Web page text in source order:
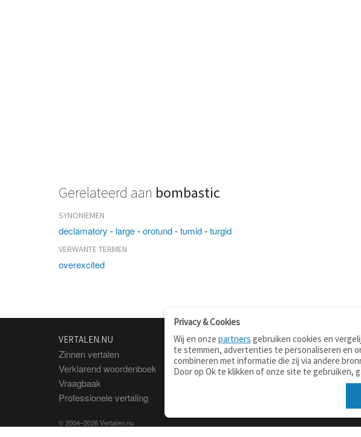
Gerelateerd aan bombastic
SYNONIEMEN
declamatory - large-orotund-tumid-turgid
VERWANTE TERMEN
overexcited
VERTALEN.NU
Zinnen vertalen
Verklarend woordenboek
Vraagbaak
Professionele vertaling
© 2004–2026 Vertalen.nu
OVER
Over deze site
Contact
TOOLS
Apps
Mobiel
Tools & widgets
Privacy & Cookies
Wij en onze partners gebruiken cookies en
te stemmen, advertenties te personaliseren en
combineren met informatie die zij via andere
Door op Ok te klikken of onze site te gebruiken,